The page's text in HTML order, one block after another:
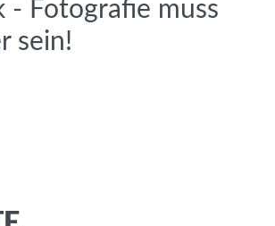
- Fotografie muss
sein!